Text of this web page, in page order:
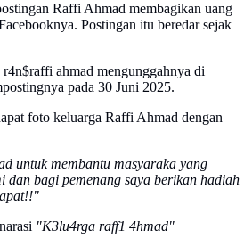
Raffi Ahmad membagikan uang
Postingan itu beredar sejak
r4n$raffi ahmad mengunggahnya di
pada 30 Juni 2025.
foto keluarga Raffi Ahmad dengan
untuk membantu masyaraka yang
dan bagi pemenang saya berikan hadiah
"K3lu4rga raff1 4hmad"